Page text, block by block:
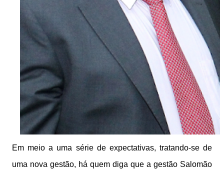
Em meio a uma série de expectativas, tratando-se de
uma nova gestão, há quem diga que a gestão Salomão